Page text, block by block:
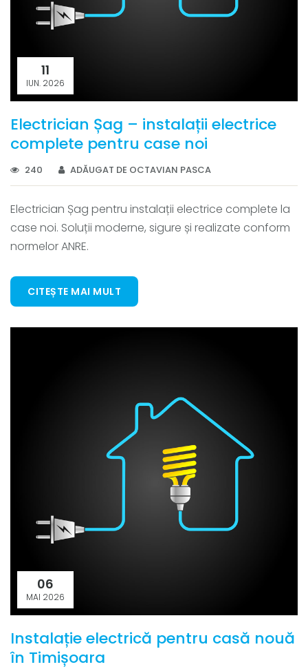
11
IUN. 2026
Electrician Șag – instalații electrice
complete pentru case noi
240 ADĂUGAT DE OCTAVIAN PASCA
Electrician Șag pentru instalații electrice complete la
case noi. Soluții moderne, sigure și realizate conform
normelor ANRE.
CITEȘTE MAI MULT
06
MAI 2026
Instalație electrică pentru casă nouă
în Timișoara